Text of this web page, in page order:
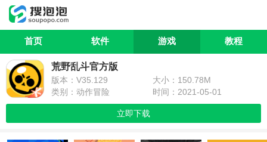
首页 软件 游戏 教程
荒野乱斗官方版
版本：V35.129
大小：150.78M
类别：动作冒险
时间：2021-05-01
立即下载